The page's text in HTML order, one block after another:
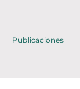
Publicaciones